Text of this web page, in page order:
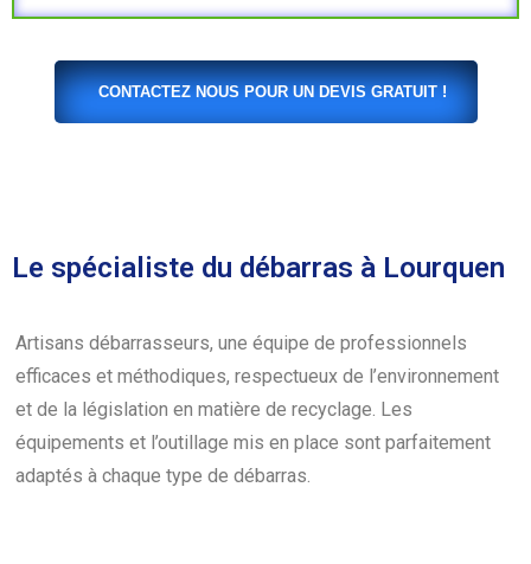
CONTACTEZ NOUS POUR UN DEVIS GRATUIT !
Le spécialiste du débarras à Lourquen
Artisans débarrasseurs, une équipe de professionnels
efficaces et méthodiques, respectueux de l’environnement
et de la législation en matière de recyclage. Les
équipements et l’outillage mis en place sont parfaitement
adaptés à chaque type de débarras.